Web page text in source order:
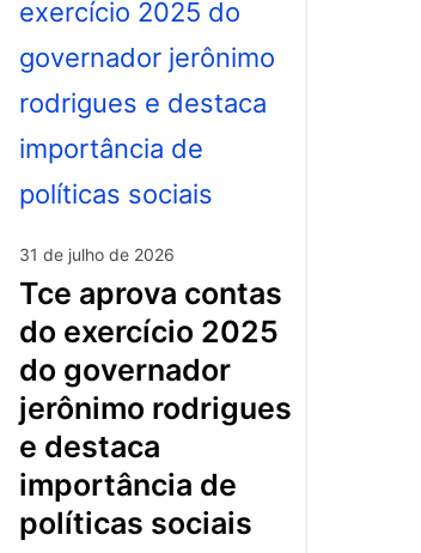
31 de julho de 2026
tce aprova contas
do exercício 2025
do governador
jerônimo rodrigues
e destaca
importância de
políticas sociais